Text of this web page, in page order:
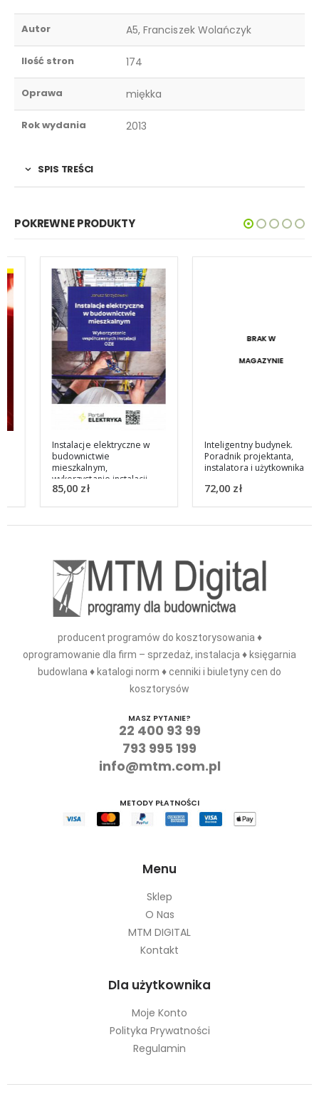
Autor A5, Franciszek Wolańczyk
Ilość stron 174
Oprawa miękka
Rok wydania 2013
SPIS TREŚCI
POKREWNE PRODUKTY
Instalacje elektryczne w
budownictwie
mieszkalnym,
wykorzystanie instalacji
85,00zł
BRAK W
MAGAZYNIE
Inteligentny budynek.
Poradnik projektanta,
instalatora i użytkownika
72,00zł
producent programów do kosztorysowania ♦
oprogramowanie dla firm – sprzedaż, instalacja ♦ księgarnia
budowlana ♦ katalogi norm ♦ cenniki i biuletyny cen do
kosztorysów
MASZ PYTANIE?
22 400 93 99
793 995 199
info@mtm.com.pl
METODY PŁATNOŚCI
Menu
Sklep
O Nas
MTM DIGITAL
Kontakt
Dla użytkownika
Moje Konto
Polityka Prywatności
Regulamin